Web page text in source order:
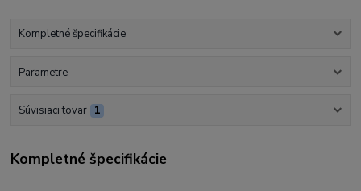
Kompletné špecifikácie
Parametre
Súvisiaci tovar 1
Kompletné špecifikácie